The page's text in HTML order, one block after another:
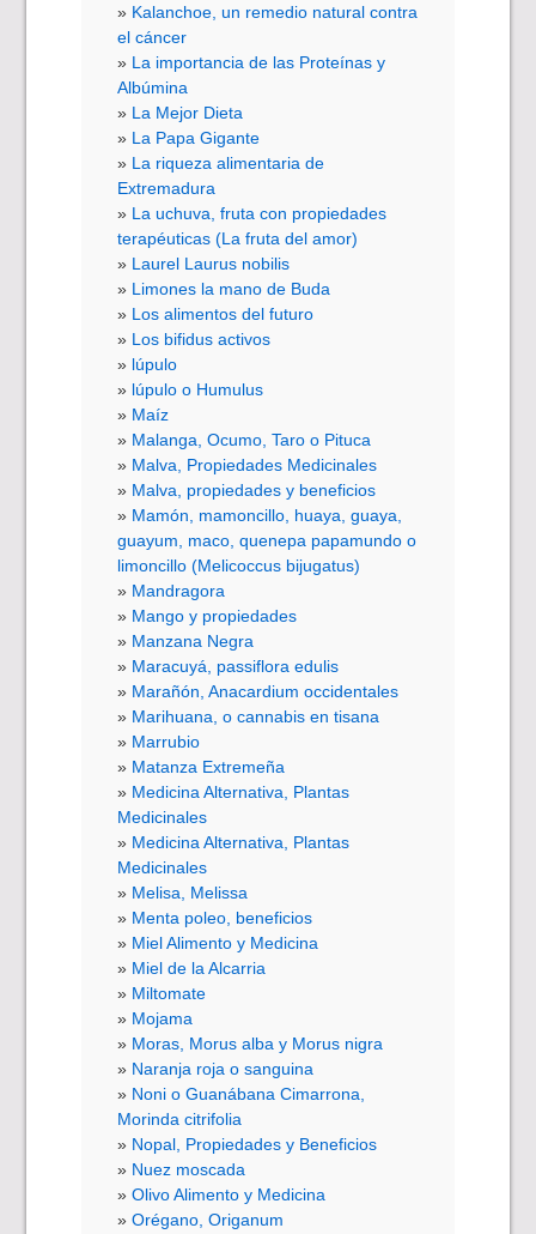
Kalanchoe, un remedio natural contra
el cáncer
La importancia de las Proteínas y
Albúmina
La Mejor Dieta
La Papa Gigante
La riqueza alimentaria de
Extremadura
La uchuva, fruta con propiedades
terapéuticas (La fruta del amor)
Laurel Laurus nobilis
Limones la mano de Buda
Los alimentos del futuro
Los bifidus activos
lúpulo
lúpulo o Humulus
Maíz
Malanga, Ocumo, Taro o Pituca
Malva, Propiedades Medicinales
Malva, propiedades y beneficios
Mamón, mamoncillo, huaya, guaya,
guayum, maco, quenepa papamundo o
limoncillo (Melicoccus bijugatus)
Mandragora
Mango y propiedades
Manzana Negra
Maracuyá, passiflora edulis
Marañón, Anacardium occidentales
Marihuana, o cannabis en tisana
Marrubio
Matanza Extremeña
Medicina Alternativa, Plantas
Medicinales
Medicina Alternativa, Plantas
Medicinales
Melisa, Melissa
Menta poleo, beneficios
Miel Alimento y Medicina
Miel de la Alcarria
Miltomate
Mojama
Moras, Morus alba y Morus nigra
Naranja roja o sanguina
Noni o Guanábana Cimarrona,
Morinda citrifolia
Nopal, Propiedades y Beneficios
Nuez moscada
Olivo Alimento y Medicina
Orégano, Origanum